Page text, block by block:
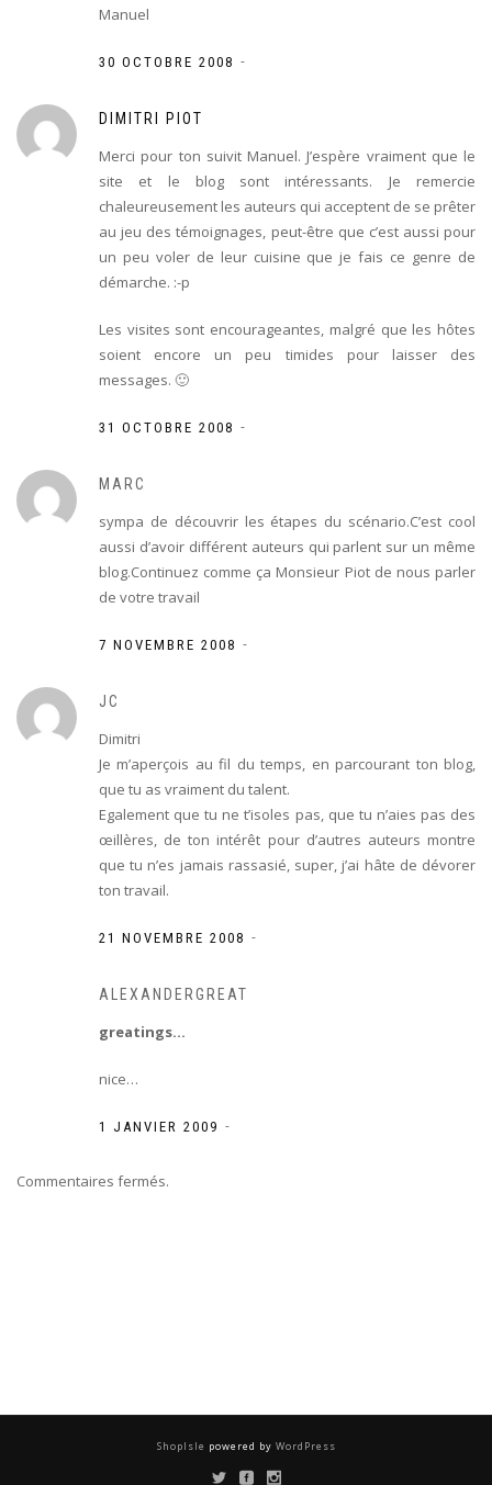
Manuel
30 OCTOBRE 2008 -
DIMITRI PIOT
Merci pour ton suivit Manuel. J’espère vraiment que le
site et le blog sont intéressants. Je remercie
chaleureusement les auteurs qui acceptent de se prêter
au jeu des témoignages, peut-être que c’est aussi pour
un peu voler de leur cuisine que je fais ce genre de
démarche. :-p
Les visites sont encourageantes, malgré que les hôtes
soient encore un peu timides pour laisser des
messages. 🙂
31 OCTOBRE 2008 -
MARC
sympa de découvrir les étapes du scénario.C’est cool
aussi d’avoir différent auteurs qui parlent sur un même
blog.Continuez comme ça Monsieur Piot de nous parler
de votre travail
7 NOVEMBRE 2008 -
JC
Dimitri
Je m’aperçois au fil du temps, en parcourant ton blog,
que tu as vraiment du talent.
Egalement que tu ne t’isoles pas, que tu n’aies pas des
œillères, de ton intérêt pour d’autres auteurs montre
que tu n’es jamais rassasié, super, j’ai hâte de dévorer
ton travail.
21 NOVEMBRE 2008 -
ALEXANDERGREAT
greatings…
nice…
1 JANVIER 2009 -
Commentaires fermés.
ShopIsle powered by WordPress